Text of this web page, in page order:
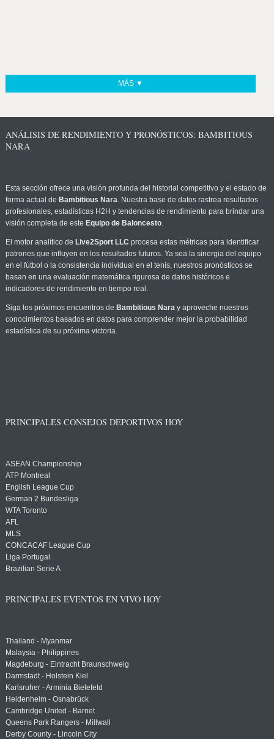
MÁS ▼
ANÁLISIS DE RENDIMIENTO Y PRONÓSTICOS: BAMBITIOUS
NARA
Esta sección ofrece una visión profunda del historial competitivo y el estado de
forma actual de Bambitious Nara. Nuestra base de datos rastrea resultados
profesionales, estadísticas H2H y tendencias de rendimiento para brindar una
visión completa de este Equipo de Baloncesto.
El motor analítico de Live2Sport LLC procesa estas métricas para identificar
patrones que influyen en los resultados futuros. Ya sea la sinergia del equipo
en el fútbol o la consistencia individual en el tenis, nuestros pronósticos se
basan en una evaluación matemática rigurosa de datos históricos e
indicadores de rendimiento en tiempo real.
Siga los próximos encuentros de Bambitious Naray aproveche nuestros
conocimientos basados en datos para comprender mejor la probabilidad
estadística de su próxima victoria.
PRINCIPALES CONSEJOS DEPORTIVOS HOY
ASEAN Championship
ATP Montreal
English League Cup
German 2 Bundesliga
WTA Toronto
AFL
MLS
CONCACAF League Cup
Liga Portugal
Brazilian Serie A
PRINCIPALES EVENTOS EN VIVO HOY
Thailand - Myanmar
Malaysia - Philippines
Magdeburg - Eintracht Braunschweig
Darmstadt - Holstein Kiel
Karlsruher - Arminia Bielefeld
Heidenheim - Osnabrück
Cambridge United - Barnet
Queens Park Rangers - Millwall
Derby County - Lincoln City